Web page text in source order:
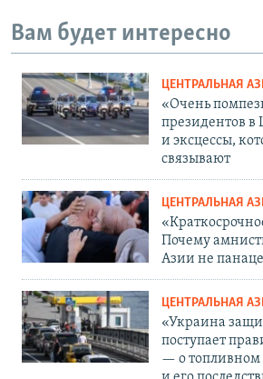
Вам будет интересно
ЦЕНТРАЛЬНАЯ
«Очень
президентов в
и эксцессы,
связывают
ЦЕНТРАЛЬНАЯ
Почему
Азии не
ЦЕНТРАЛЬНАЯ
«Украина
поступает
— о топливном